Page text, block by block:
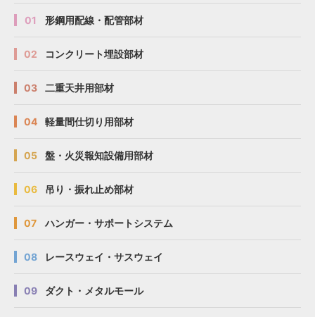
01 形鋼用配線・配管部材
02 コンクリート埋設部材
03 二重天井用部材
04 軽量間仕切り用部材
05 盤・火災報知設備用部材
06 吊り・振れ止め部材
07 ハンガー・サポートシステム
08 レースウェイ・サスウェイ
09 ダクト・メタルモール